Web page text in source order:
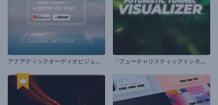
ア
クアティックオーディオビジュアライザー 「
フューチャリスティックトンネル」ビジュアライザー